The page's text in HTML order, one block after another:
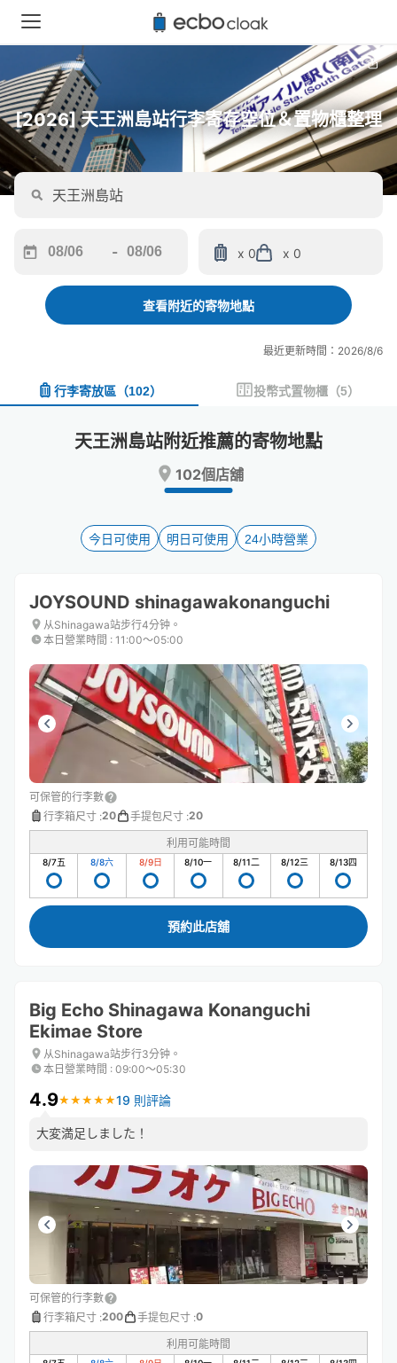
[2026] 天王洲島站行李寄存空位＆置物櫃整理
forward
interact
and
date.
keyboard
shortcuts
for
changing
dates.
-
backward
interact
and
a
date.
Press
key
to
keyboard
shortcuts
for
changing
dates.
x 0 x 0
查看附近的寄物地點
最近更新時間：2026/8/6
行李寄放區 （102） 投幣式置物櫃 （5）
天王洲島站附近推薦的寄物地點
102個店舖
今日可使用 明日可使用 24小時營業
JOYSOUND shinagawakonanguchi
从Shinagawa站步行4分钟。
本日營業時間 : 11:00〜05:00
可保管的行李數
行李箱尺寸 :20 手提包尺寸 :20
利用可能時間
8/7五 8/8六 8/9日 8/10一 8/11二 8/12三 8/13四
預約此店舖
Big Echo Shinagawa Konanguchi
Ekimae Store
从Shinagawa站步行3分钟。
本日營業時間 : 09:00〜05:30
4.9★ ★ ★ ★ ★
★ ★ ★ ★ ★19 則評論
大変満足しました！
可保管的行李數
行李箱尺寸 :200 手提包尺寸 :0
利用可能時間